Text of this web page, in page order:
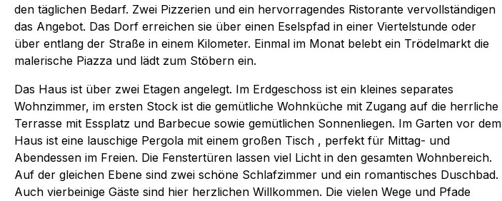
den täglichen Bedarf. Zwei Pizzerien und ein hervorragendes Ristorante vervollständigen
das Angebot. Das Dorf erreichen sie über einen Eselspfad in einer Viertelstunde oder
über entlang der Straße in einem Kilometer. Einmal im Monat belebt ein Trödelmarkt die
malerische Piazza und lädt zum Stöbern ein.
Das Haus ist über zwei Etagen angelegt. Im Erdgeschoss ist ein kleines separates
Wohnzimmer, im ersten Stock ist die gemütliche Wohnküche mit Zugang auf die herrliche
Terrasse mit Essplatz und Barbecue sowie gemütlichen Sonnenliegen. Im Garten vor dem
Haus ist eine lauschige Pergola mit einem großen Tisch , perfekt für Mittag- und
Abendessen im Freien. Die Fenstertüren lassen viel Licht in den gesamten Wohnbereich.
Auf der gleichen Ebene sind zwei schöne Schlafzimmer und ein romantisches Duschbad.
Auch vierbeinige Gäste sind hier herzlichen Willkommen. Die vielen Wege und Pfade